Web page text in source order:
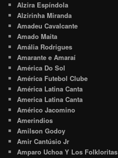
Alzira Espíndola
Alzirinha Miranda
Amadeu Cavalcante
Amado Maita
Amália Rodrigues
Amarante e Amaraí
América Do Sol
América Futebol Clube
América Latina Canta
America Latina Canta
Américo Jacomino
Amerindios
Amilson Godoy
Amir Cantúsio Jr
Amparo Uchoa Y Los Folkloritas